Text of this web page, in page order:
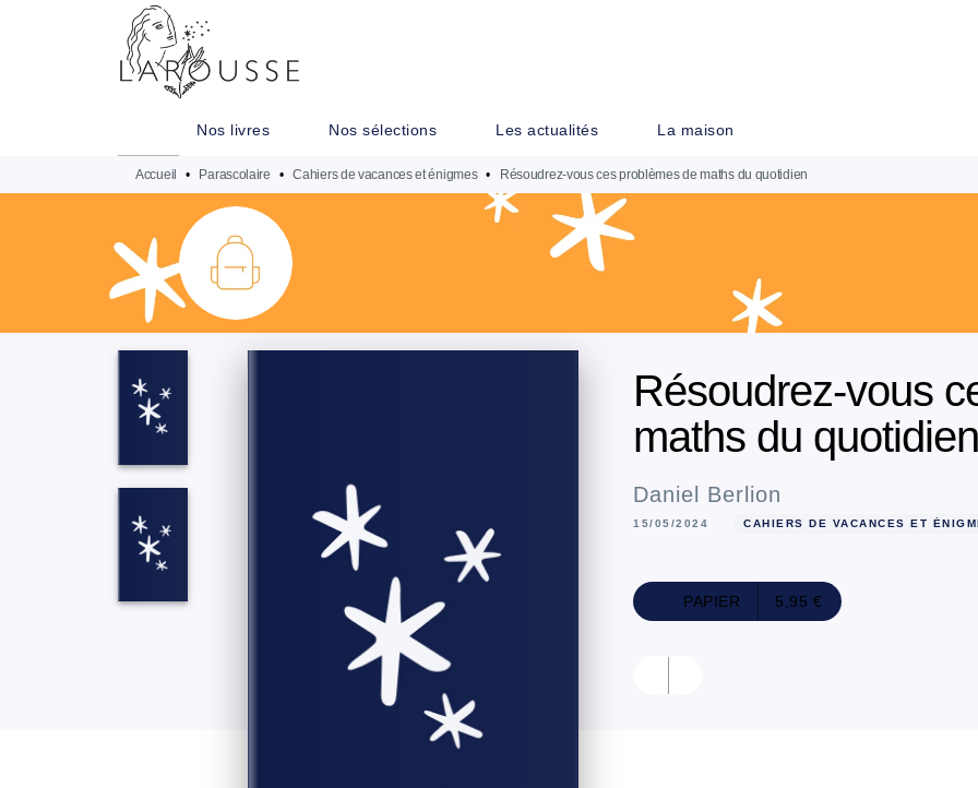
MENU
Nos livres Nos sélections Les actualités La maison
Accueil • Parascolaire • Cahiers de vacances et énigmes • Résoudrez-vous ces problèmes de maths du quotidien
Résoudrez-vous
maths du
Daniel Berlion
15/05/2024 CAHIERS DE VACANCES ET
PAPIER 5,95 €